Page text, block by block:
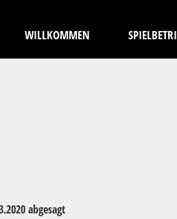
WILLKOMMEN
abgesagt